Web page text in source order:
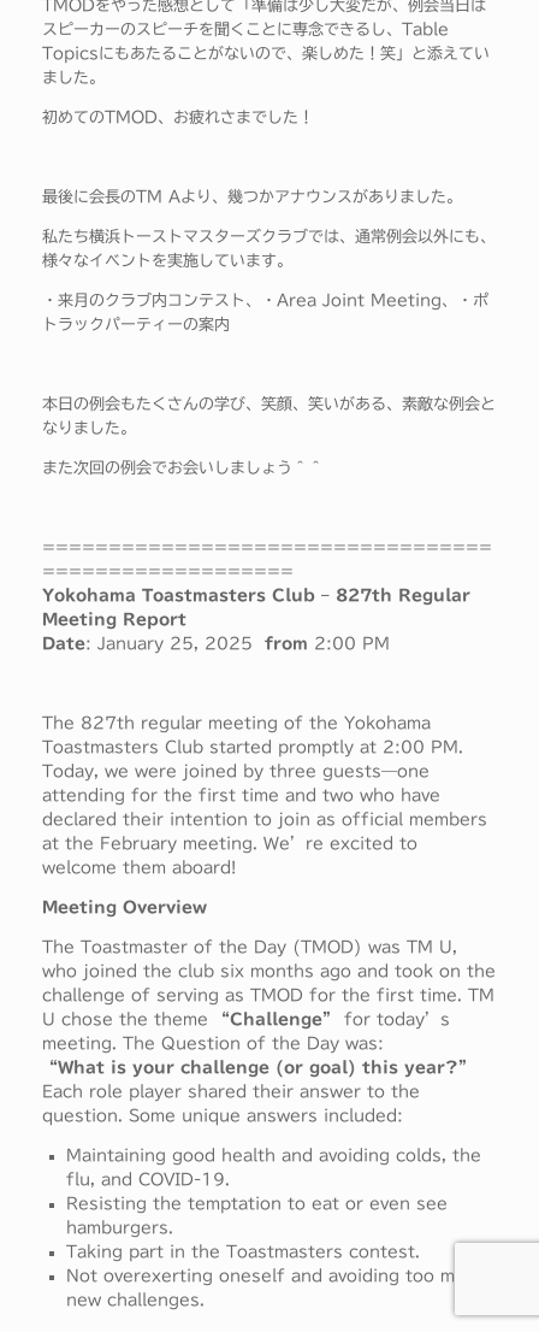
TMODをやった感想として「準備は少し大変だが、例会当日は
スピーカーのスピーチを聞くことに専念できるし、Table
Topicsにもあたることがないので、楽しめた！笑」と添えてい
ました。
初めてのTMOD、お疲れさまでした！
最後に会長のTM Aより、幾つかアナウンスがありました。
私たち横浜トーストマスターズクラブでは、通常例会以外にも、
様々なイベントを実施しています。
・来月のクラブ内コンテスト、・Area Joint Meeting、・ポ
トラックパーティーの案内
本日の例会もたくさんの学び、笑顔、笑いがある、素敵な例会と
なりました。
また次回の例会でお会いしましょう＾＾
==================================
===================
Yokohama Toastmasters Club – 827th Regular
Meeting Report
Date: January 25, 2025 from 2:00 PM
The 827th regular meeting of the Yokohama
Toastmasters Club started promptly at 2:00 PM.
Today, we were joined by three guests—one
attending for the first time and two who have
declared their intention to join as official members
at the February meeting. We’re excited to
welcome them aboard!
Meeting Overview
The Toastmaster of the Day (TMOD) was TM U,
who joined the club six months ago and took on the
challenge of serving as TMOD for the first time. TM
U chose the theme
“Challenge”
for today’s
meeting. The Question of the Day was:
“What is your challenge (or goal) this year?”
Each role player shared their answer to the
question. Some unique answers included:
Maintaining good health and avoiding colds, the
flu, and COVID-19.
Resisting the temptation to eat or even see
hamburgers.
Taking part in the Toastmasters contest.
Not overexerting oneself and avoiding too many
new challenges.